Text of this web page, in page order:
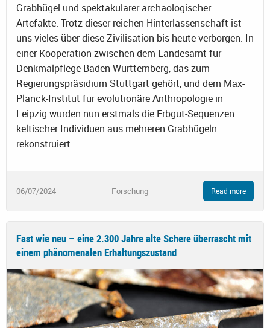
Grabhügel und spektakulärer archäologischer
Artefakte. Trotz dieser reichen Hinterlassenschaft ist
uns vieles über diese Zivilisation bis heute verborgen. In
einer Kooperation zwischen dem Landesamt für
Denkmalpflege Baden-Württemberg, das zum
Regierungspräsidium Stuttgart gehört, und dem Max-
Planck-Institut für evolutionäre Anthropologie in
Leipzig wurden nun erstmals die Erbgut-Sequenzen
keltischer Individuen aus mehreren Grabhügeln
rekonstruiert.
06/07/2024 Forschung Read more
Fast wie neu – eine 2.300 Jahre alte Schere überrascht mit
einem phänomenalen Erhaltungszustand